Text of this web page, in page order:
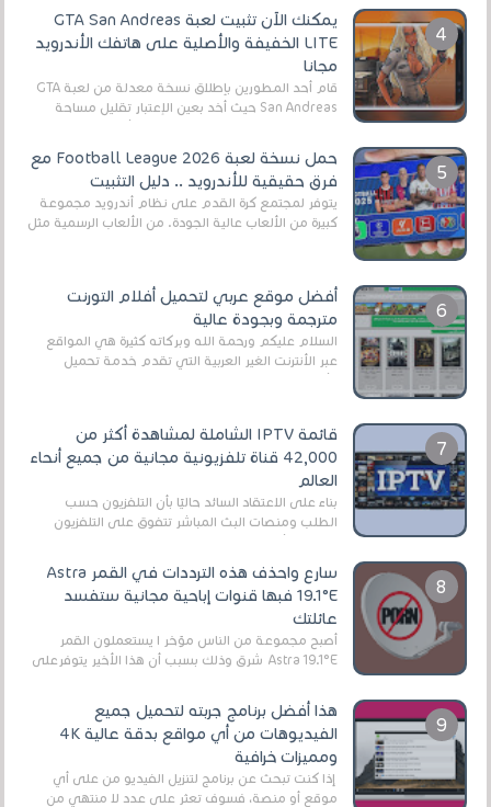
يمكنك الآن تثبيت لعبة GTA San Andreas
LITE الخفيفة والأصلية على هاتفك الأندرويد
مجانا
قام أحد المطورين بإطلاق نسخة معدلة من لعبة GTA
San Andreas حيث أخد بعين الإعتبار تقليل مساحة
حمل نسخة لعبة Football League 2026 مع
فرق حقيقية للأندرويد .. دليل التثبيت
يتوفر لمجتمع كرة القدم على نظام أندرويد مجموعة
كبيرة من الألعاب عالية الجودة. من الألعاب الرسمية مثل
أفضل موقع عربي لتحميل أفلام التورنت
مترجمة وبجودة عالية
السلام عليكم ورحمة الله وبركاته كثيرة هي المواقع
عبر الأنترنت الغير العربية التي تقدم خدمة تحميل
الأفلام على التورنت ، ومعظم هذه المواقع ل...
قائمة IPTV الشاملة لمشاهدة أكثر من
42,000 قناة تلفزيونية مجانية من جميع أنحاء
العالم
بناءً على الاعتقاد السائد حاليًا بأن التلفزيون حسب
الطلب ومنصات البث المباشر تتفوق على التلفزيون
الرقمي الأرضي التقليدي، يُعدّ IPTV-org خيار...
سارع واحذف هذه الترددات في القمر Astra
19.1°E فبها قنوات إباحية مجانية ستفسد
عائلتك
أصبح مجموعة من الناس مؤخر ا يستعملون القمر
Astra 19.1°E شرق وذلك بسبب أن هذا الأخير يتوفرعلى
هذا أفضل برنامج جربته لتحميل جميع
الفيديوهات من أي مواقع بدقة عالية 4K
ومميزات خرافية
إذا كنت تبحث عن برنامج لتنزيل الفيديو من على أي
موقع أو منصة، فسوف تعثر على عدد لا منتهي من